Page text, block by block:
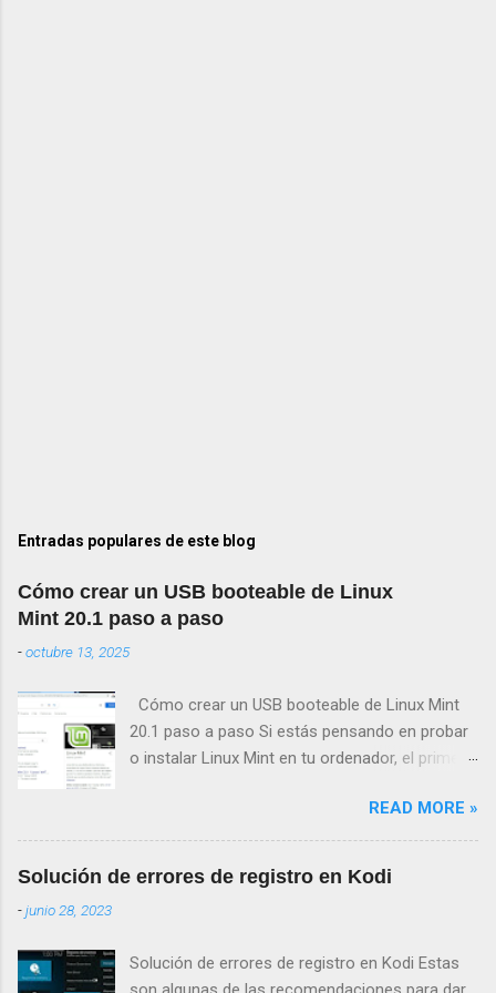
Entradas populares de este blog
Cómo crear un USB booteable de Linux
Mint 20.1 paso a paso
-octubre 13, 2025
Cómo crear un USB booteable de Linux Mint
20.1 paso a paso Si estás pensando en probar
o instalar Linux Mint en tu ordenador, el primer
Mint 20.1 . Este proceso te permitirá iniciar el
sistema operativo desde una memoria USB, sin
necesidad de modificar tu disco duro hasta que
decidas hacerlo. A continuación te explicamos
y cómo iniciar tu PC desde él. Tabla de
READ MORE »
Solución de errores de registro en Kodi
-junio 28, 2023
Solución de errores de registro en Kodi Estas